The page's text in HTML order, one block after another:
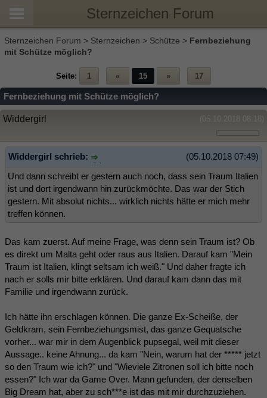
Sternzeichen Forum
Sternzeichen Forum > Sternzeichen > Schütze > Fernbeziehung
mit Schütze möglich?
Seite: 1 « 15 » 17
Fernbeziehung mit Schütze möglich?
(05.10.2018 08:18)
Widdergirl
(05.10.2018 07:49)
Widdergirl schrieb:
Und dann schreibt er gestern auch noch, dass sein Traum Italien
ist und dort irgendwann hin zurückmöchte. Das war der Stich
gestern. Mit absolut nichts... wirklich nichts hätte er mich mehr
treffen können.
Das kam zuerst. Auf meine Frage, was denn sein Traum ist? Ob
es direkt um Malta geht oder raus aus Italien. Darauf kam "Mein
Traum ist Italien, klingt seltsam ich weiß." Und daher fragte ich
nach er solls mir bitte erklären. Und darauf kam dann das mit
Familie und irgendwann zurück.
Ich hätte ihn erschlagen können. Die ganze Ex-Scheiße, der
Geldkram, sein Fernbeziehungsmist, das ganze Gequatsche
vorher... war mir in dem Augenblick pupsegal, weil mit dieser
Aussage.. keine Ahnung... da kam "Nein, warum hat der ***** jetzt
so den Traum wie ich?" und "Wieviele Zitronen soll ich bitte noch
essen?" Ich war da Game Over. Mann gefunden, der denselben
Big Dream hat, aber zu sch***e ist das mit mir durchzuziehen.